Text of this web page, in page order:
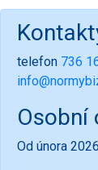
telefon 736
Osobní
Od února